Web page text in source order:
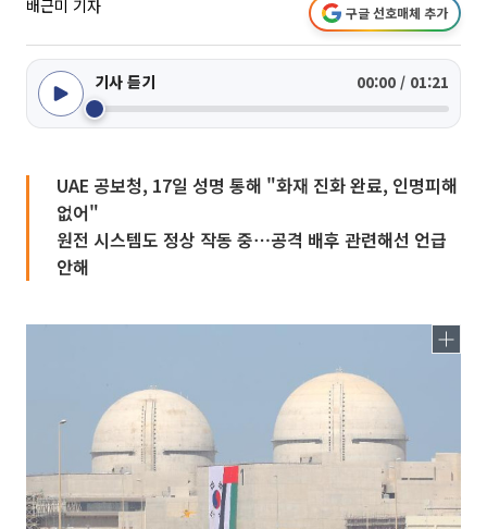
배근미 기자 구글 선호매체 추가
기사 듣기 00:00 / 01:21
UAE 공보청, 17일 성명 통해 "화재 진화 완료, 인명피해
없어"
원전 시스템도 정상 작동 중⋯공격 배후 관련해선 언급
안해